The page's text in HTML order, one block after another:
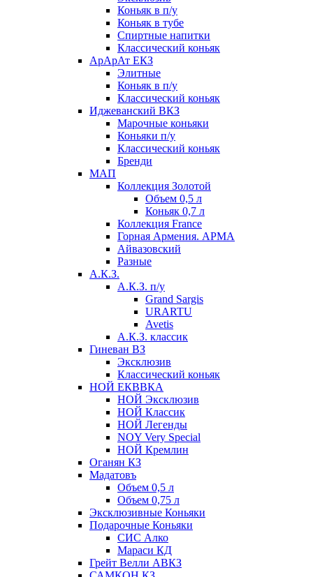
Коньяк в п/у
Коньяк в тубе
Спиртные напитки
Классический коньяк
АрАрАт ЕКЗ
Элитные
Коньяк в п/у
Классический коньяк
Иджеванский ВКЗ
Марочные коньяки
Коньяки п/у
Классический коньяк
Бренди
МАП
Коллекция Золотой
Объем 0,5 л
Коньяк 0,7 л
Коллекция France
Горная Армения. АРМА
Айвазовский
Разные
А.К.З.
А.К.З. п/у
Grand Sargis
URARTU
Avetis
А.К.З. классик
Гиневан ВЗ
Эксклюзив
Классический коньяк
НОЙ ЕКВВКА
НОЙ Эксклюзив
НОЙ Классик
НОЙ Легенды
NOY Very Speсial
НОЙ Кремлин
Оганян КЗ
Мадатовъ
Объем 0,5 л
Объем 0,75 л
Эксклюзивные Коньяки
Подарочные Коньяки
СИС Алко
Мараси КД
Грейт Велли АВКЗ